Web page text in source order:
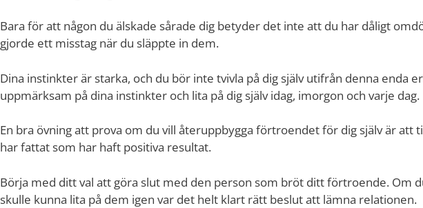
Bara för att någon du älskade sårade dig betyder det inte att du har dåligt
gjorde ett misstag när du släppte in dem.
Dina instinkter är starka, och du bör inte tvivla på dig själv utifrån denna enda
uppmärksam på dina instinkter och lita på dig själv idag, imorgon och varje dag.
En bra övning att prova om du vill återuppbygga förtroendet för dig själv är att
har fattat som har haft positiva resultat.
Börja med ditt val att göra slut med den person som bröt ditt förtroende. Om
skulle kunna lita på dem igen var det helt klart rätt beslut att lämna relationen.